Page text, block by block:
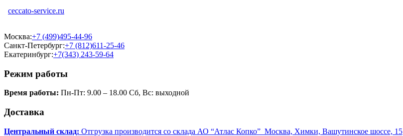
ceccato-service.ru
Москва:+7 (499)495-44-96
Санкт-Петербург:+7 (812)611-25-46
Екатеринбург:+7(343) 243-59-64
Режим работы
Время работы: Пн-Пт: 9.00 – 18.00 Сб, Вс: выходной
Доставка
Центральный склад: Отгрузка производится со склада АО “Атлас Копко” Москва, Химки, Вашутинское шоссе, 15